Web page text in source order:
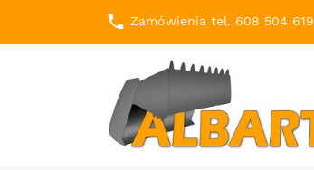
local_phone Zamówienia tel. 608 504 619